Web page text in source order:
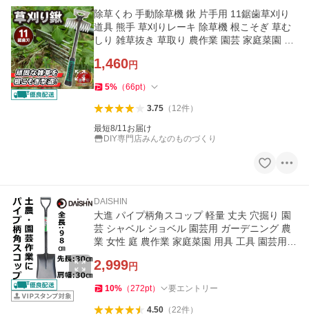
除草くわ 手動除草機 鍬 片手用 11鋸歯草刈り
道具 熊手 草刈りレーキ 除草機 根こそぎ 草む
しり 雑草抜き 草取り 農作業 園芸 家庭菜園 ガ
1,460円
5% （66pt）
3.75（ 12件）
最短8/11お届け
DIY専門店みんなのものづくり
DAISHIN
大進 パイプ柄角スコップ 軽量 丈夫 穴掘り 園
芸 シャベル ショベル 園芸用 ガーデニング 農
業 女性 庭 農作業 家庭菜園 用具 工具 園芸用
2,999円
10% （272pt） 要エントリー
4.50（22件）